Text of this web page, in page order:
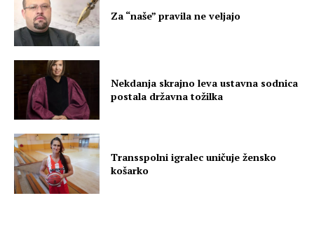
Za “naše” pravila ne veljajo
Nekdanja skrajno leva ustavna sodnica
postala državna tožilka
Transspolni igralec uničuje žensko
košarko